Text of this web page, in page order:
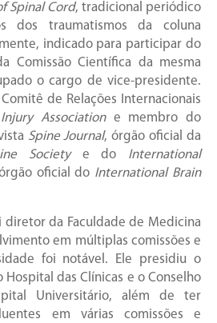
Spinal Cord, tradicional periódico
dos traumatismos da coluna
indicado para participar do
Comissão Científica da mesma
o cargo de vice-presidente.
de Relações Internacionais
Associatione membro do
Spine Journal, órgão oficial da
Societye do International
oficial do International Brain
diretor da Faculdade de Medicina
em múltiplas comissões e
foi notável. Ele presidiu o
Hospital das Clínicas e o Conselho
Universitário, além de ter
em várias comissões e